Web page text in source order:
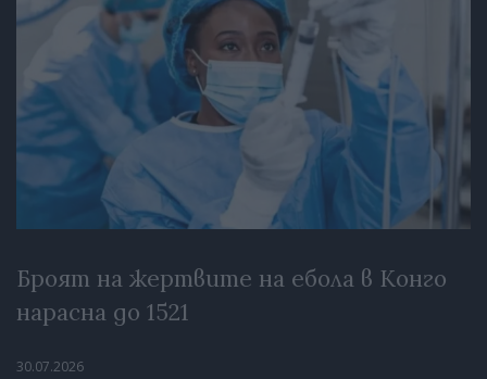
Броят на жертвите на ебола в Конго
нарасна до 1521
30.07.2026